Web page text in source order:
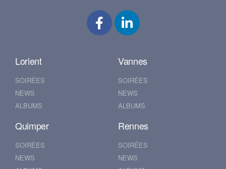
Lorient
SOIRÉES
NEWS
ALBUMS
Vannes
SOIRÉES
NEWS
ALBUMS
Quimper
SOIRÉES
NEWS
Rennes
SOIRÉES
NEWS